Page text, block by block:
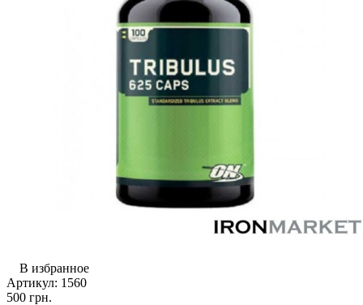
В избранное
Артикул: 1560
500 грн.